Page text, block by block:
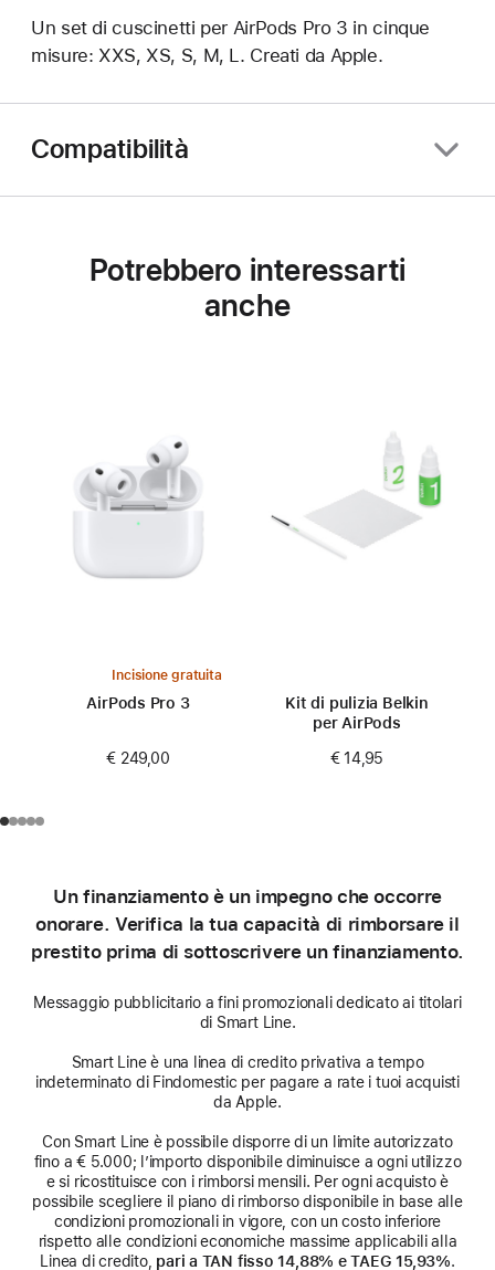
Un set di cuscinetti per AirPods Pro 3 in cinque
misure: XXS, XS, S, M, L. Creati da Apple.
Compatibilità
Potrebbero interessarti
anche
Incisione gratuita
AirPods Pro 3
€ 249,00
Kit di pulizia Belkin
per AirPods
€ 14,95
Un finanziamento è un impegno che occorre
onorare. Verifica la tua capacità di rimborsare il
prestito prima di sottoscrivere un finanziamento.
Messaggio pubblicitario a fini promozionali dedicato ai titolari
di Smart Line.
Smart Line è una linea di credito privativa a tempo
indeterminato di Findomestic per pagare a rate i tuoi acquisti
da Apple.
Con Smart Line è possibile disporre di un limite autorizzato
fino a € 5.000; l’importo disponibile diminuisce a ogni utilizzo
e si ricostituisce con i rimborsi mensili. Per ogni acquisto è
possibile scegliere il piano di rimborso disponibile in base alle
condizioni promozionali in vigore, con un costo inferiore
rispetto alle condizioni economiche massime applicabili alla
Linea di credito, pari a TAN fisso 14,88% e TAEG 15,93%.